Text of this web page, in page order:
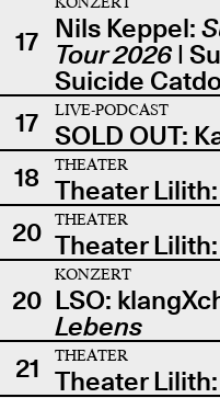
17 Nils Keppel:
Tour 2026|
Suicide
17
LIVE-PODCAST
SOLD OUT:
18
THEATER
Theater Lilith:
20
THEATER
Theater Lilith:
20
KONZERT
LSO:
Lebens
21
THEATER
Theater Lilith: